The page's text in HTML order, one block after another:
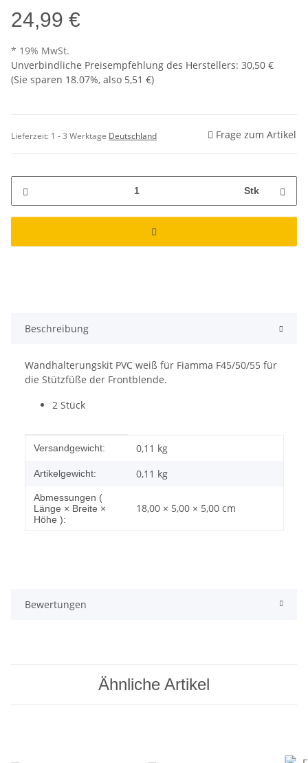
24,99 €
* 19% MwSt.
Unverbindliche Preisempfehlung des Herstellers: 30,50 €
(Sie sparen 18.07%, also 5,51 €)
Lieferzeit: 1 - 3 Werktage Deutschland Frage zum Artikel
Stk
Beschreibung
Wandhalterungskit PVC weiß für Fiamma F45/50/55 für
die Stützfüße der Frontblende.
2 Stück
Produkteigenschaft
Wert
Versandgewicht: 0,11 kg
Artikelgewicht: 0,11 kg
Abmessungen (
Länge × Breite ×
Höhe ):
18,00 × 5,00 × 5,00 cm
Bewertungen
Ähnliche Artikel